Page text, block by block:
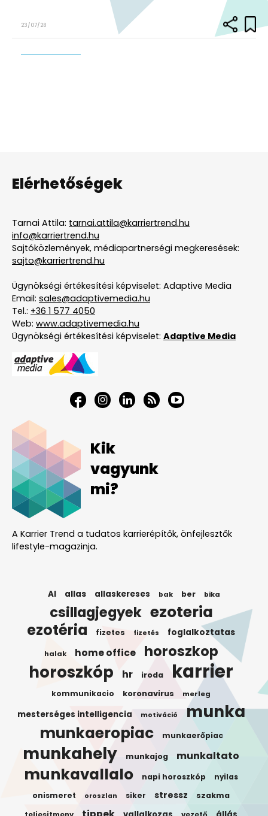
23/07/28
Elérhetőségek
Tarnai Attila: tarnai.attila@karriertrend.hu
info@karriertrend.hu
Sajtóközlemények, médiapartnerségi megkeresések:
sajto@karriertrend.hu
Ügynökségi értékesítési képviselet: Adaptive Media
Email: sales@adaptivemedia.hu
Tel.: +36 1 577 4050
Web: www.adaptivemedia.hu
Ügynökségi értékesítési képviselet: Adaptive Media
Kik
vagyunk
mi?
A Karrier Trend a tudatos karrierépítők, önfejlesztők
lifestyle-magazinja.
AI allas allaskereses bak ber bika
csillagjegyek ezoteria
ezotéria fizetes fizetés foglalkoztatas
halak home office horoszkop
horoszkóp hr iroda karrier
kommunikacio koronavirus merleg
mesterséges intelligencia motiváció munka
munkaeropiac munkaerőpiac
munkahely munkajog munkaltato
munkavallalo napi horoszkóp nyilas
onismeret oroszlan siker stressz szakma